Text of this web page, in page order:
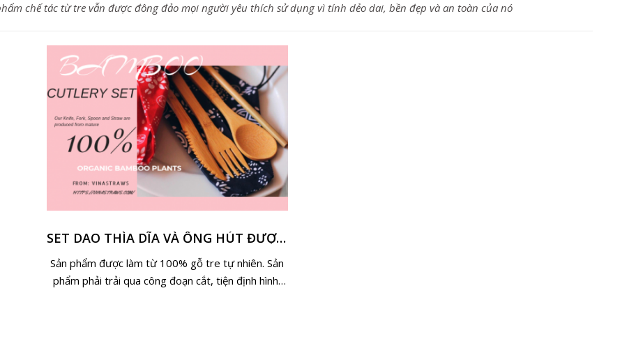
chế tác từ tre vẫn được đông đảo mọi người yêu thích sử dụng vì tính dẻo dai, bền đẹp và an toàn của nó
SET DAO THÌA DĨA VÀ ỐNG HÚT ĐƯỢC LÀM TỪ 100% TRE VIỆT NAM
Sản phẩm được làm từ 100% gỗ tre tự nhiên. Sản
phẩm phải trải qua công đoạn cắt, tiện định hình,